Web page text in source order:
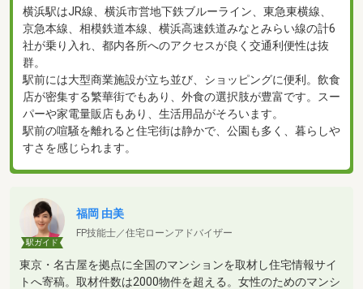
横浜駅はJR線、横浜市営地下鉄ブルーライン、東急東横線、
京急本線、相模鉄道本線、横浜高速鉄道みなとみらい線の計6
社が乗り入れ、都内各所へのアクセスが良く交通利便性は抜
群。
駅前には大型商業施設が立ち並び、ショッピングに便利。飲食
店が密集する繁華街でもあり、外食の選択肢が豊富です。スー
パーや家電量販店もあり、生活用品がそろいます。
駅前の喧騒を離れると住宅街は静かで、公園も多く、暮らしや
すさを感じられます。
駅ガイド
福岡 由美
FP技能士／住宅ローンアドバイザー
東京・名古屋を拠点に全国のマンションを取材し住宅情報サイ
トへ寄稿。取材件数は2000物件を超える。女性のためのマンシ